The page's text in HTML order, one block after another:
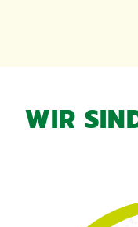
WIR